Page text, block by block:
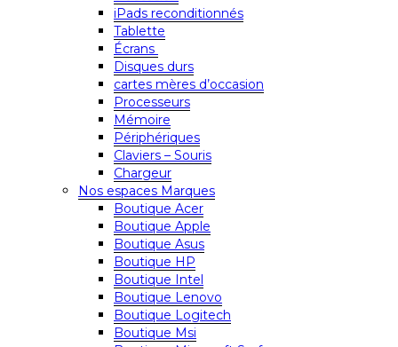
iPads reconditionnés
Tablette
Écrans
Disques durs
cartes mères d’occasion
Processeurs
Mémoire
Périphériques
Claviers – Souris
Chargeur
Nos espaces Marques
Boutique Acer
Boutique Apple
Boutique Asus
Boutique HP
Boutique Intel
Boutique Lenovo
Boutique Logitech
Boutique Msi